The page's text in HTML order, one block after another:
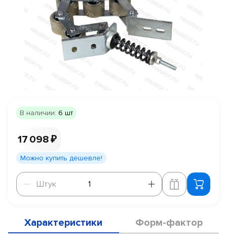
В наличии: 6 шт
17 098 ₽
Можно купить дешевле!
Штук
Штук
Характеристики Форм-фактор